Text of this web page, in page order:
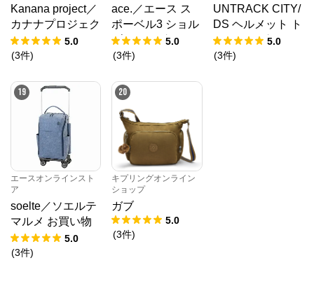
Kanana project／
カナナプロジェク
ト VYG シェリ リ
ュックサック 179
5.0
(3件)
ace.／エース ス
ポーベル3 ショル
ダーバッグ A4サ
イズ 撥水 17813
5.0
(3件)
UNTRACK CITY/
DS ヘルメット ト
ートバッグ 60213
5.0
(3件)
19
エースオンラインスト
ア
soelte／ソエルテ
マルメ お買い物
キャリー 27L 359
83
5.0
(3件)
20
キプリングオンライン
ショップ
ガブ
5.0
(3件)